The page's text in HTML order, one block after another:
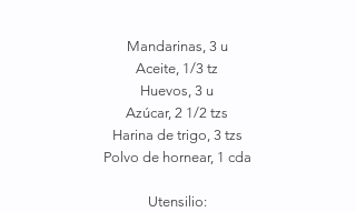
Mandarinas, 3 u
Aceite, 1/3 tz
Huevos, 3 u
Azúcar, 2 1/2 tzs
Harina de trigo, 3 tzs
Polvo de hornear, 1 cda
Utensilio: